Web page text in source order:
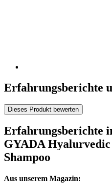
Erfahrungsberichte
Dieses Produkt bewerten
Erfahrungsberichte
GYADA
Shampoo
Aus unserem Magazin: